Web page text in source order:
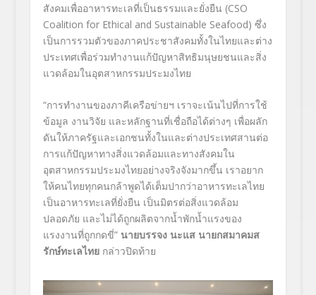
สังคมเพื่ออาหารทะเลที่เป็นธรรมและยั่งยืน (CSO
Coalition for Ethical and Sustainable Seafood) ซึ่ง
เป็นการรวมตัวของภาคประชาสังคมทั้งในไทยและต่าง
ประเทศเพื่อร่วมทำงานแก้ปัญหาสิทธิมนุษยชนและสิ่ง
แวดล้อมในอุตสาหกรรมประมงไทย
“การทำงานของภาคีเครือข่ายฯ เราจะเน้นไปที่การใช้
ข้อมูล งานวิจัย และหลักฐานที่เชื่อถือได้ต่างๆ เพื่อผลัก
ดันให้ภาครัฐและเอกชนทั้งในและต่างประเทศสานต่อ
การแก้ปัญหาทางสิ่งแวดล้อมและทางสังคมใน
อุตสาหกรรมประมงไทยอย่างจริงจังมากขึ้น เราอยาก
ให้คนไทยทุกคนกล้าพูดได้เต็มปากว่าอาหารทะเลไทย
เป็นอาหารทะเลที่ยั่งยืน เป็นมิตรต่อสิ่งแวดล้อม
ปลอดภัย และไม่ได้ถูกผลิตจากน้ำพักน้ำแรงของ
แรงงานที่ถูกกดขี่” นายบรรจง นะแส นายกสมาคมส
รักษ์ทะเลไทยกล่าวปิดท้าย